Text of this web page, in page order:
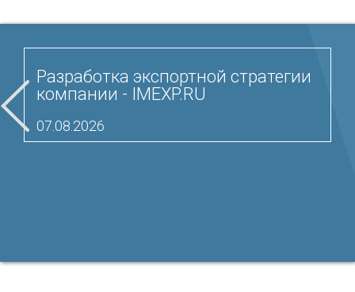
Разработка экспортной стратегии
компании - IMEXP.RU
07.08.2026